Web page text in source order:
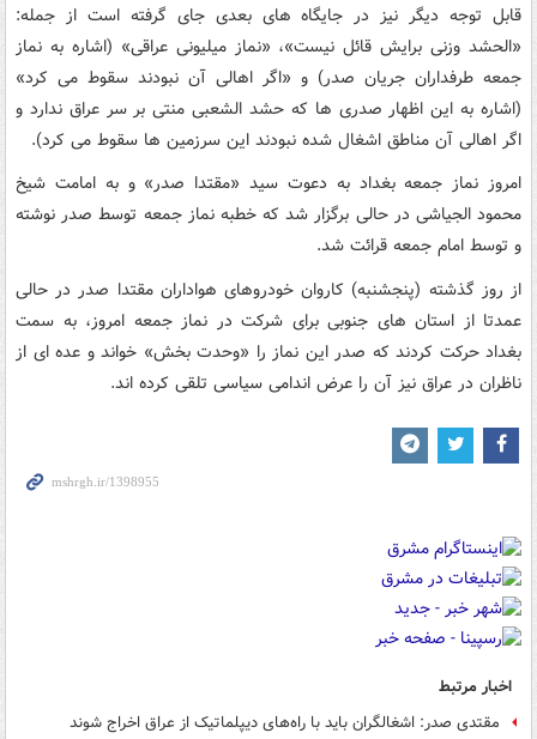
قابل توجه دیگر نیز در جایگاه های بعدی جای گرفته است از جمله:
«الحشد وزنی برایش قائل نیست»، «نماز میلیونی عراقی» (اشاره به نماز
جمعه طرفداران جریان صدر) و «اگر اهالی آن نبودند سقوط می کرد»
(اشاره به این اظهار صدری ها که حشد الشعبی منتی بر سر عراق ندارد و
اگر اهالی آن مناطق اشغال شده نبودند این سرزمین ها سقوط می کرد).
امروز نماز جمعه بغداد به دعوت سید «مقتدا صدر» و به امامت شیخ
محمود الجیاشی در حالی برگزار شد که خطبه نماز جمعه توسط صدر نوشته
و توسط امام جمعه قرائت شد.
از روز گذشته (پنجشنبه) کاروان خودروهای هواداران مقتدا صدر در حالی
عمدتا از استان های جنوبی برای شرکت در نماز جمعه امروز، به سمت
بغداد حرکت کردند که صدر این نماز را «وحدت بخش» خواند و عده ای از
ناظران در عراق نیز آن را عرض اندامی سیاسی تلقی کرده اند.
اخبار مرتبط
مقتدی صدر: اشغالگران باید با راه‌های دیپلماتیک از عراق اخراج شوند